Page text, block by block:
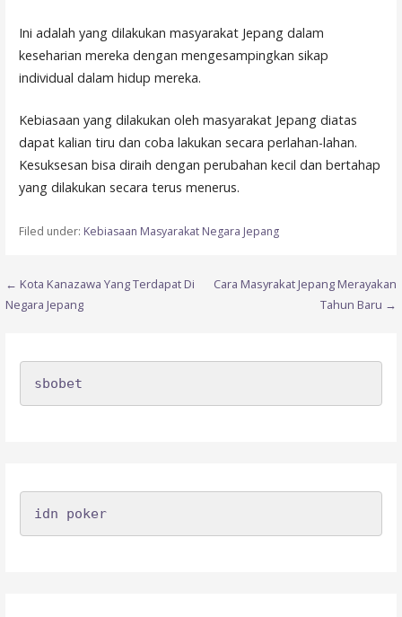
Ini adalah yang dilakukan masyarakat Jepang dalam
keseharian mereka dengan mengesampingkan sikap
individual dalam hidup mereka.
Kebiasaan yang dilakukan oleh masyarakat Jepang diatas
dapat kalian tiru dan coba lakukan secara perlahan-lahan.
Kesuksesan bisa diraih dengan perubahan kecil dan bertahap
yang dilakukan secara terus menerus.
Filed under: Kebiasaan Masyarakat Negara Jepang
Post
navigation
← Kota Kanazawa Yang Terdapat Di
Negara Jepang
Cara Masyrakat Jepang Merayakan
Tahun Baru →
sbobet
idn poker